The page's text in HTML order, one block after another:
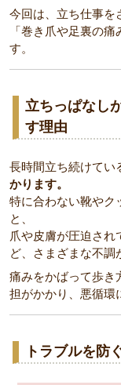
今回は、立ち仕事を
「巻き爪や足裏の
す。
立ちっぱなし
す理由
長時間立ち続けてい
かります。
特に合わない靴やク
と、
爪や皮膚が圧迫され
ど、さまざまな不調
痛みをかばって歩き
担がかかり、悪循環
トラブルを防